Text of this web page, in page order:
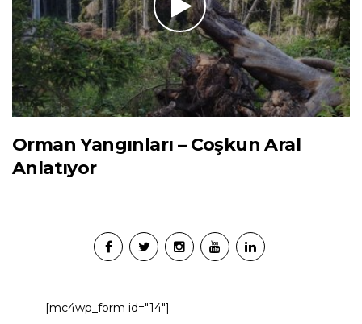
Orman Yangınları – Coşkun Aral
Anlatıyor
[mc4wp_form id="14"]